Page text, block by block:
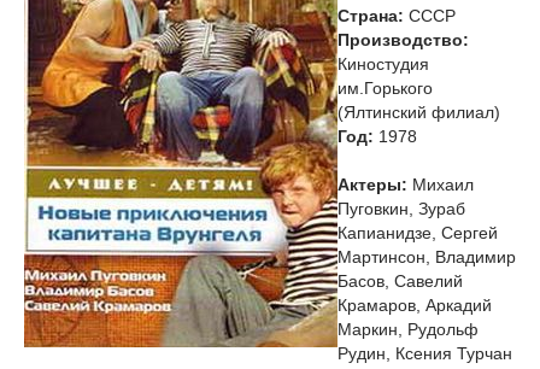
Страна: СССР
Производство:
Киностудия
им.Горького
(Ялтинский филиал)
Год: 1978
Актеры: Михаил
Пуговкин, Зураб
Капианидзе, Сергей
Мартинсон, Владимир
Басов, Савелий
Крамаров, Аркадий
Маркин, Рудольф
Рудин, Ксения Турчан